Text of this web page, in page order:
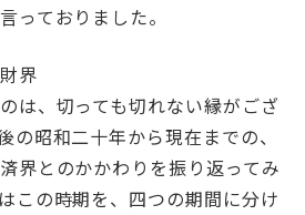
っておりました。
界
は、切っても切れない縁がござ
の昭和二十年から現在までの、
界とのかかわりを振り返ってみ
この時期を、四つの期間に分け